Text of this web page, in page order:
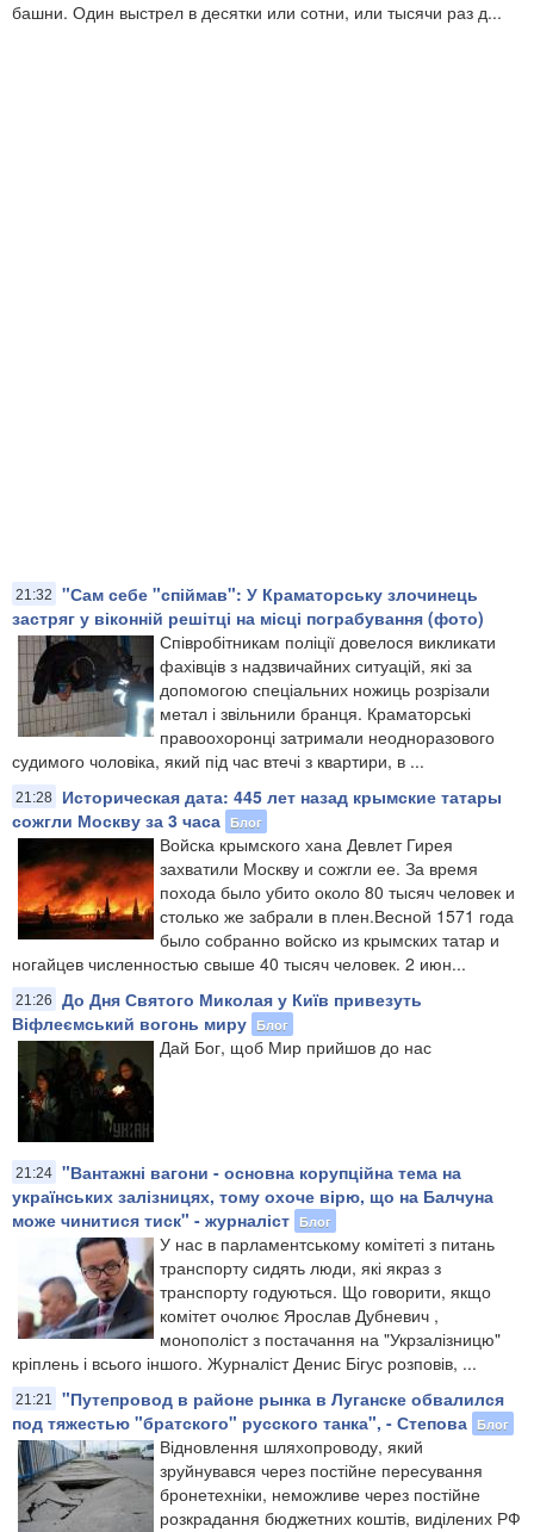
башни. Один выстрел в десятки или сотни, или тысячи раз д...
21:32
"Сам себе "спіймав": У Краматорську злочинець
застряг у віконній решітці на місці пограбування (фото)
Співробітникам поліції довелося викликати
фахівців з надзвичайних ситуацій, які за
допомогою спеціальних ножиць розрізали
метал і звільнили бранця. Краматорські
правоохоронці затримали неодноразового
судимого чоловіка, який під час втечі з квартири, в ...
21:28
Историческая дата: 445 лет назад крымские татары
сожгли Москву за 3 часа Блог
Войска крымского хана Девлет Гирея
захватили Москву и сожгли ее. За время
похода было убито около 80 тысяч человек и
столько же забрали в плен.Весной 1571 года
было собранно войско из крымских татар и
ногайцев численностью свыше 40 тысяч человек. 2 июн...
21:26
До Дня Святого Миколая у Київ привезуть
Віфлеємський вогонь миру Блог
Дай Бог, щоб Мир прийшов до нас
21:24 "Вантажні вагони - основна корупційна тема на
українських залізницях, тому охоче вірю, що на Балчуна
може чинитися тиск" - журналіст Блог
У нас в парламентському комітеті з питань
транспорту сидять люди, які якраз з
транспорту годуються. Що говорити, якщо
комітет очолює Ярослав Дубневич ,
монополіст з постачання на "Укрзалізницю"
кріплень і всього іншого. Журналіст Денис Бігус розповів, ...
21:21
"Путепровод в районе рынка в Луганске обвалился
под тяжестью "братского" русского танка", - Степова Блог
Відновлення шляхопроводу, який
зруйнувався через постійне пересування
бронетехніки, неможливе через постійне
розкрадання бюджетних коштів, виділених РФ